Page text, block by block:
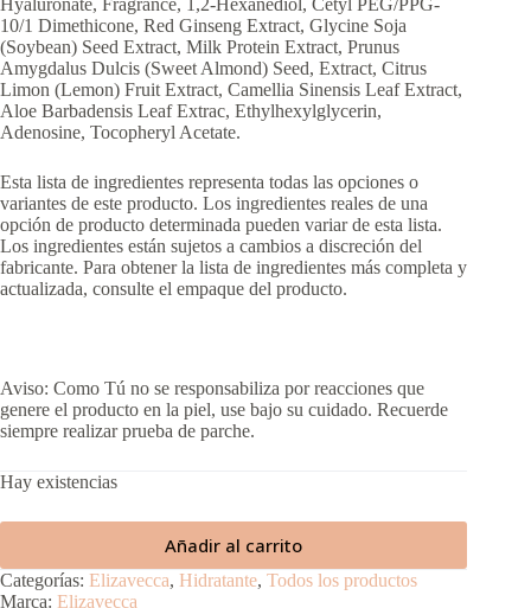
Hyaluronate, Fragrance, 1,2-Hexanediol, Cetyl PEG/PPG-
10/1 Dimethicone, Red Ginseng Extract, Glycine Soja
(Soybean) Seed Extract, Milk Protein Extract, Prunus
Amygdalus Dulcis (Sweet Almond) Seed, Extract, Citrus
Limon (Lemon) Fruit Extract, Camellia Sinensis Leaf Extract,
Aloe Barbadensis Leaf Extrac, Ethylhexylglycerin,
Adenosine, Tocopheryl Acetate.
Esta lista de ingredientes representa todas las opciones o
variantes de este producto. Los ingredientes reales de una
opción de producto determinada pueden variar de esta lista.
Los ingredientes están sujetos a cambios a discreción del
fabricante. Para obtener la lista de ingredientes más completa y
actualizada, consulte el empaque del producto.
Aviso: Como Tú no se responsabiliza por reacciones que
genere el producto en la piel, use bajo su cuidado. Recuerde
siempre realizar prueba de parche.
Hay existencias
Añadir al carrito
Categorías: Elizavecca, Hidratante, Todos los productos
Marca: Elizavecca